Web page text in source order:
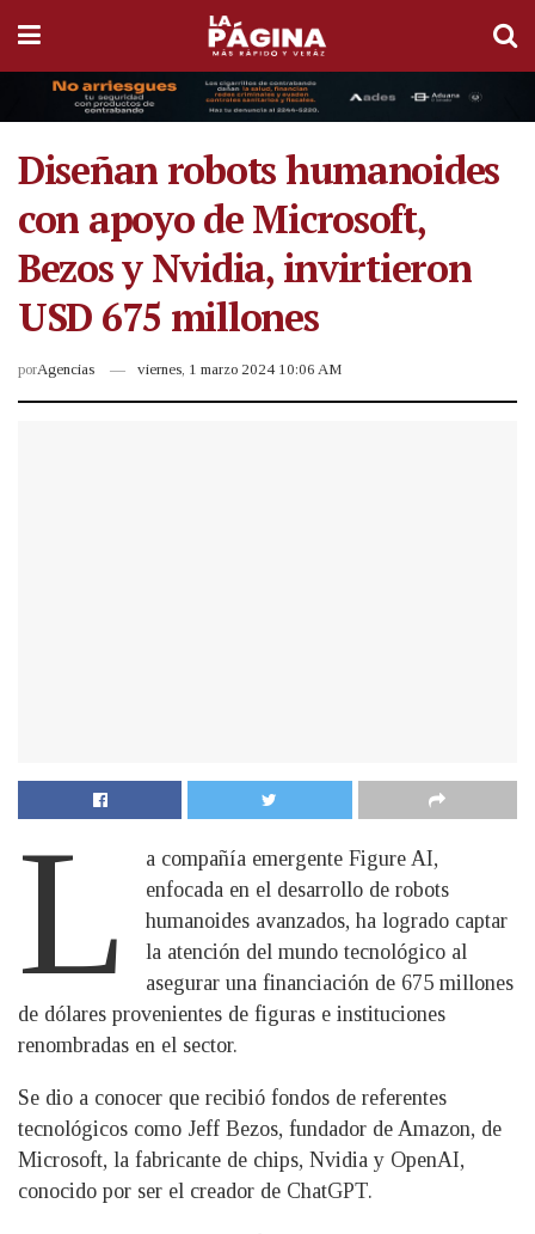
Diseñan robots humanoides
con apoyo de Microsoft,
Bezos y Nvidia, invirtieron
USD 675 millones
porAgencias viernes, 1 marzo 2024 10:06 AM
L
a compañía emergente Figure AI,
enfocada en el desarrollo de robots
humanoides avanzados, ha logrado captar
la atención del mundo tecnológico al
asegurar una financiación de 675 millones
de dólares provenientes de figuras e instituciones
renombradas en el sector.
Se dio a conocer que recibió fondos de referentes
tecnológicos como Jeff Bezos, fundador de Amazon, de
Microsoft, la fabricante de chips, Nvidia y OpenAI,
conocido por ser el creador de ChatGPT.